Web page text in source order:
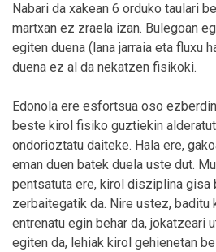
Nabari da xakean 6 orduko taulari
martxan ez zraela izan. Bulegoan
egiten duena (lana jarraia eta fluxu
duena ez al da nekatzen fisikoki.
Edonola ere esfortsua oso
beste kirol fisiko guztiekin
ondorioztatu daiteke. Hala ere,
eman duen batek duela uste dut.
pentsatuta ere, kirol disziplina gisa
zerbaitegatik da. Nire ustez, baditu
entrenatu egin behar da, jokatzeari
egiten da, lehiak kirol gehienetan